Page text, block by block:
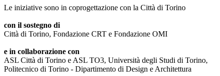
Le iniziative sono in coprogettazione con la Città di Torino
con il sostegno di
Città di Torino, Fondazione CRT e Fondazione OMI
e in collaborazione con
ASL Città di Torino e ASL TO3, Università degli Studi di Torino,
Politecnico di Torino - Dipartimento di Design e Architettura